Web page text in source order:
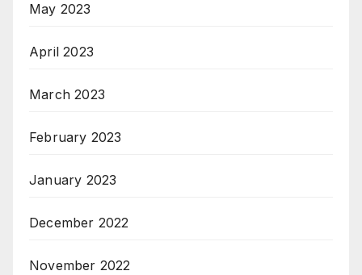
May 2023
April 2023
March 2023
February 2023
January 2023
December 2022
November 2022